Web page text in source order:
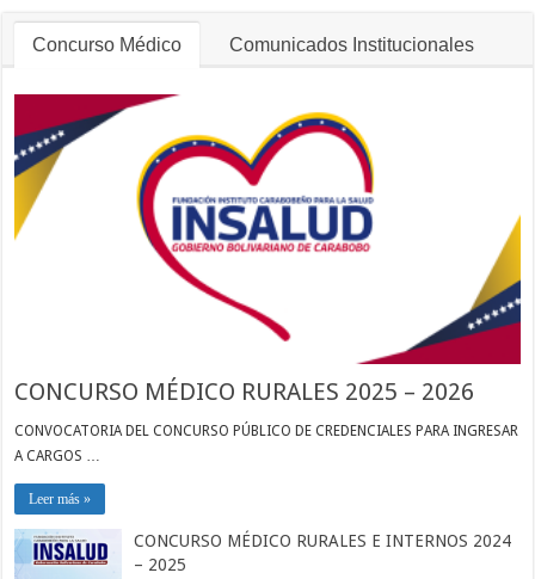
Concurso Médico Comunicados Institucionales
CONCURSO MÉDICO RURALES 2025 – 2026
CONVOCATORIA DEL CONCURSO PÚBLICO DE CREDENCIALES PARA INGRESAR
A CARGOS …
Leer más »
CONCURSO MÉDICO RURALES E INTERNOS 2024
– 2025